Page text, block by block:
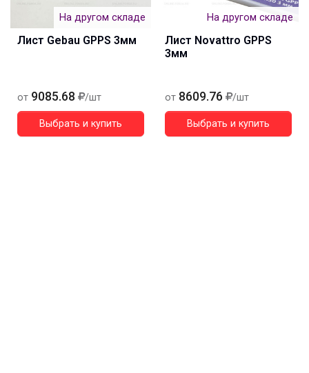
На другом складе
Лист Gebau GPPS 3мм
от 9085.68 /шт
Выбрать и купить
На другом складе
Лист Novattro GPPS
3мм
от 8609.76 /шт
Выбрать и купить